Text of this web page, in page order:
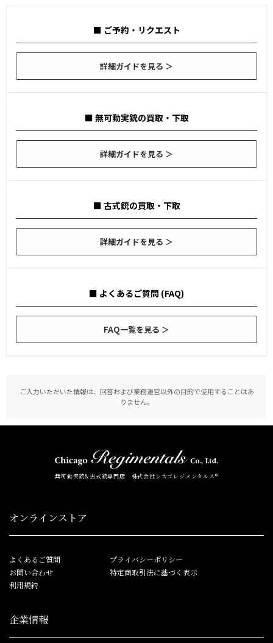
■ ご予約・リクエスト
詳細ガイドを見る ＞
■ 無可動実銃の買取・下取
詳細ガイドを見る ＞
■ 古式銃の買取・下取
詳細ガイドを見る ＞
■ よくあるご質問 (FAQ)
FAQ一覧を見る ＞
ご入力いただいた情報は、回答および業務運営以外の目的で使用することはあ
りません。
無可動実銃&古式銃専門店 株式会社シカゴレジメンタルス®
オンラインストア
よくあるご質問
お問い合わせ
利用規約
プライバシーポリシー
特定商取引法に基づく表示
企業情報